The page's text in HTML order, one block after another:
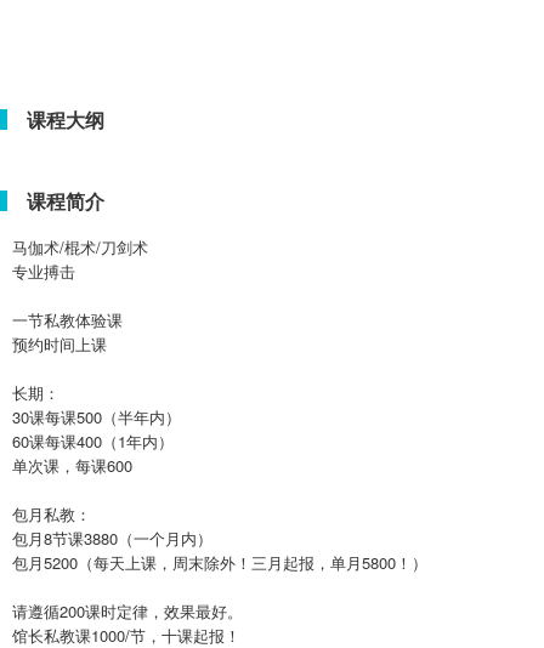
课程大纲
课程简介
马伽术/棍术/刀剑术
专业搏击
一节私教体验课
预约时间上课
长期：
30课每课500（半年内）
60课每课400（1年内）
单次课，每课600
包月私教：
包月8节课3880（一个月内）
包月5200（每天上课，周末除外！三月起报，单月5800！）
请遵循200课时定律，效果最好。
馆长私教课1000/节，十课起报！